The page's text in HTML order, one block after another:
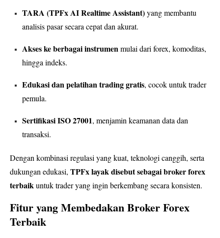
TARA (TPFx AI Realtime Assistant)yang membantu
analisis pasar secara cepat dan akurat.
Akses ke berbagai instrumenmulai dari forex, komoditas,
hingga indeks.
Edukasi dan pelatihan trading gratis, cocok untuk trader
pemula.
Sertifikasi ISO 27001, menjamin keamanan data dan
transaksi.
Dengan kombinasi regulasi yang kuat, teknologi canggih, serta
dukungan edukasi, TPFx layak disebut sebagai broker forex
terbaikuntuk trader yang ingin berkembang secara konsisten.
Fitur yang Membedakan Broker Forex
Terbaik